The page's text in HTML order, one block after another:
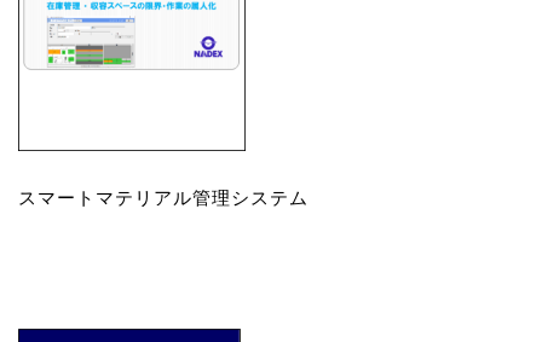
スマートマテリアル管理システム